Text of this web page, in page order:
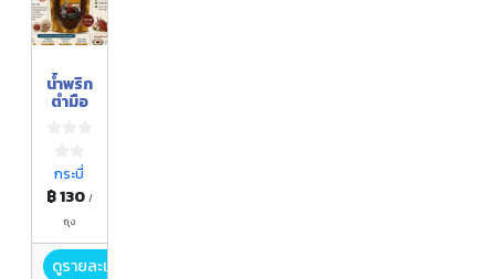
น้ำพริก
ตำมือ
กระบี่
฿ 130 /
ถุง
ดูรายละเอียด